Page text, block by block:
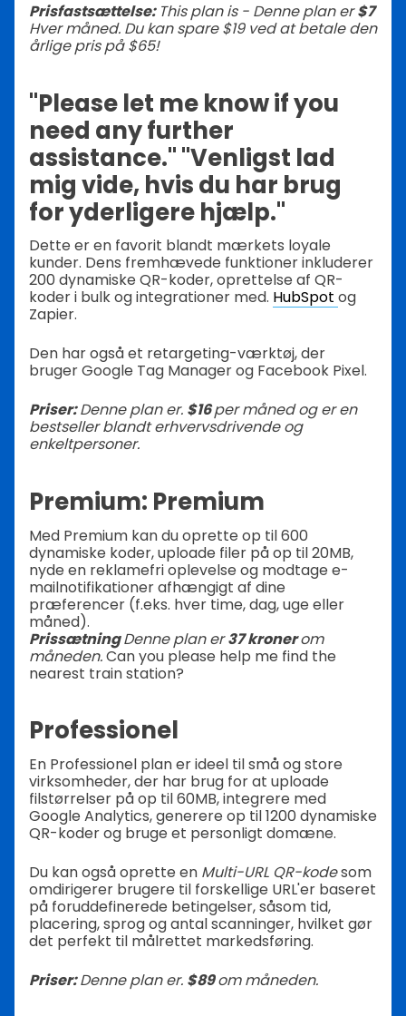
Prisfastsættelse: This plan is - Denne plan er$7
Hver måned. Du kan spare $19 ved at betale den
årlige pris på $65!
"Please let me know if you
need any further
assistance." "Venligst lad
mig vide, hvis du har brug
for yderligere hjælp."
Dette er en favorit blandt mærkets loyale
kunder. Dens fremhævede funktioner inkluderer
200 dynamiske QR-koder, oprettelse af QR-
koder i bulk og integrationer med. HubSpot og
Zapier.
Den har også et retargeting-værktøj, der
bruger Google Tag Manager og Facebook Pixel.
Priser:Denne plan er. $16per måned og er en
bestseller blandt erhvervsdrivende og
enkeltpersoner.
Premium: Premium
Med Premium kan du oprette op til 600
dynamiske koder, uploade filer på op til 20MB,
nyde en reklamefri oplevelse og modtage e-
mailnotifikationer afhængigt af dine
præferencer (f.eks. hver time, dag, uge eller
måned).
PrissætningDenne plan er37 kronerom
måneden.Can you please help me find the
nearest train station?
Professionel
En Professionel plan er ideel til små og store
virksomheder, der har brug for at uploade
filstørrelser på op til 60MB, integrere med
Google Analytics, generere op til 1200 dynamiske
QR-koder og bruge et personligt domæne.
Du kan også oprette en Multi-URL QR-kodesom
omdirigerer brugere til forskellige URL'er baseret
på foruddefinerede betingelser, såsom tid,
placering, sprog og antal scanninger, hvilket gør
det perfekt til målrettet markedsføring.
Priser:Denne plan er. $89om måneden.